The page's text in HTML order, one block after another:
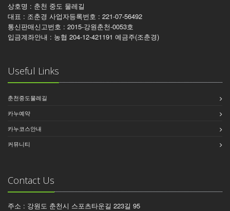
상호명 : 춘천 중도 물레길
대표 : 조춘경 사업자등록번호 : 221-07-56492
통신판매신고번호 : 2015-강원춘천-0053호
입금계좌안내 : 농협 204-12-421191 예금주(조춘경)
Useful Links
춘천중도물레길
카누예약
카누코스안내
커뮤니티
Contact Us
주소 : 강원도 춘천시 스포츠타운길 223길 95